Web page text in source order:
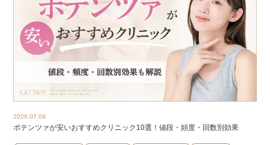
2026.07.09
ポテンツァが安いおすすめクリニック10選！値段・頻度・回数別効果